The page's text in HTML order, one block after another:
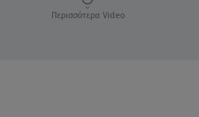
Περισσότερα Video